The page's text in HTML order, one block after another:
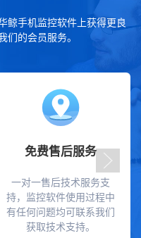
鲸手机监控软件上获得更良
们的会员服务。
免费售后服务
一对一售后技术服务支
持，监控软件使用过程中
有任何问题均可联系我们
获取技术支持。